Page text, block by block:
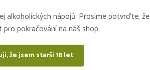
alkoholických nápojů. Prosíme potvrďte, že
pokračování na náš shop.
že jsem starší 18 let